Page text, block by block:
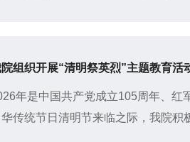
组织开展“清明祭英烈”主题教育活
年是中国共产党成立105周年、红
传统节日清明节来临之际，我院积